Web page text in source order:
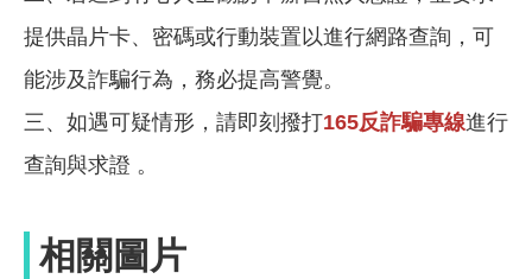
提供晶片卡、密碼或行動裝置以進行網路查詢，可
能涉及詐騙行為，務必提高警覺。
三、如遇可疑情形，請即刻撥打165反詐騙專線進行
查詢與求證 。
相關圖片